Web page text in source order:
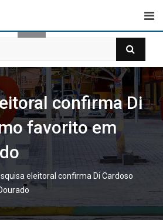
confirma Di
favorito em
eleitoral confirma Di Cardoso